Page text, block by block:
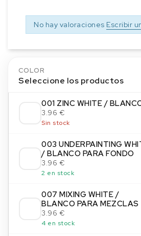
No hay valoraciones Escribir
COLOR
Seleccione los productos
001 ZINC WHITE /
3.96 €
Sin stock
003 UNDERPAINTING
/ BLANCO PARA FONDO
3.96 €
2 en stock
007 MIXING WHITE /
BLANCO PARA MEZCLAS
3.96 €
4 en stock